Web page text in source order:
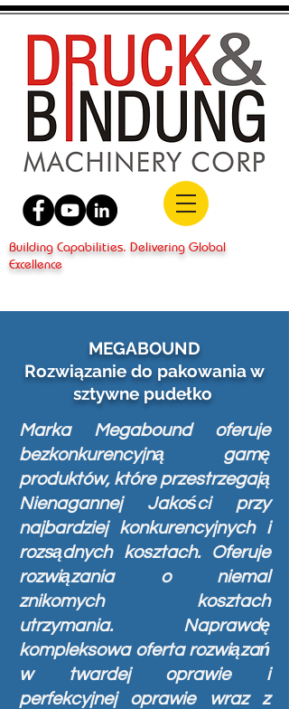
Building Capabilities. Delivering Global
Excellence
MEGABOUND
Rozwiązanie do pakowania w
sztywne pudełko
Marka Megabound oferuje
bezkonkurencyjną gamę
produktów, które przestrzegają
Nienagannej Jakości przy
najbardziej konkurencyjnych i
rozsądnych kosztach. Oferuje
rozwiązania o niemal
znikomych kosztach
utrzymania. Naprawdę
kompleksowa oferta rozwiązań
w twardej oprawie i
perfekcyjnej oprawie wraz z